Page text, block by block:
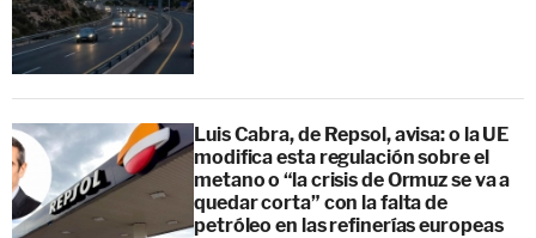
Luis Cabra, de Repsol, avisa: o la UE
modifica esta regulación sobre el
metano o “la crisis de Ormuz se va a
quedar corta” con la falta de
petróleo en las refinerías europeas